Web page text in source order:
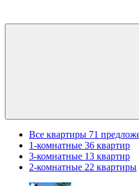
Все квартиры 71
1-комнатные 36 квартир
3-комнатные 13 квартир
2-комнатные 22 квартиры